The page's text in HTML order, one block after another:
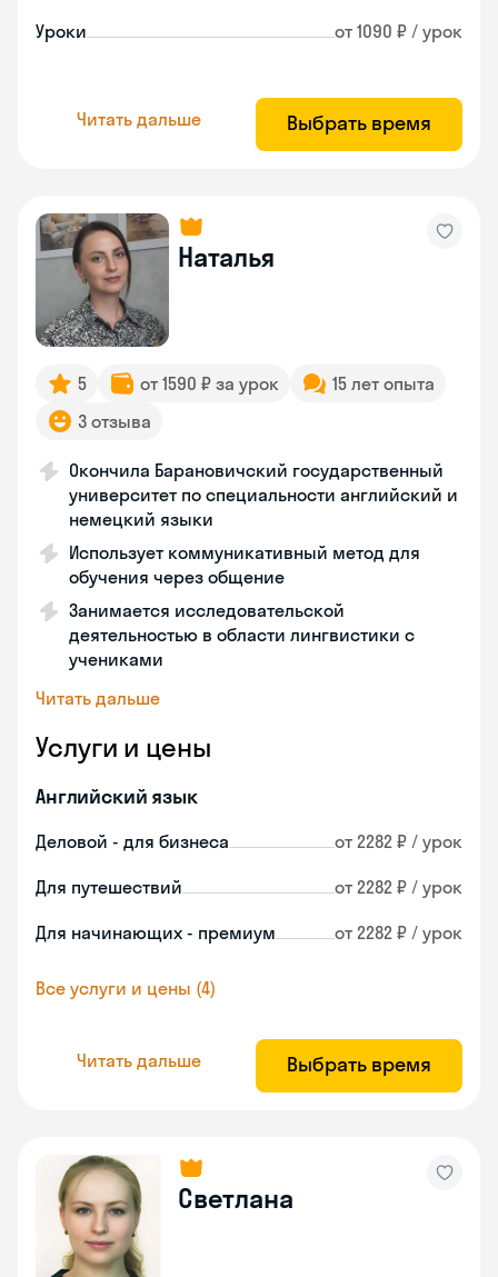
Уроки от 1090 ₽ / урок
Читать дальше Выбрать время
Наталья
5 от 1590 ₽ за урок
15 лет опыта
3 отзыва
Окончила Барановичский государственный
университет по специальности английский и
немецкий языки
Использует коммуникативный метод для
обучения через общение
Занимается исследовательской
деятельностью в области лингвистики с
учениками
Читать дальше
Услуги и цены
Английский язык
Деловой - для бизнеса от 2282 ₽ / урок
Для путешествий от 2282 ₽ / урок
Для начинающих - премиум от 2282 ₽ / урок
Все услуги и цены (4)
Читать дальше Выбрать время
Светлана